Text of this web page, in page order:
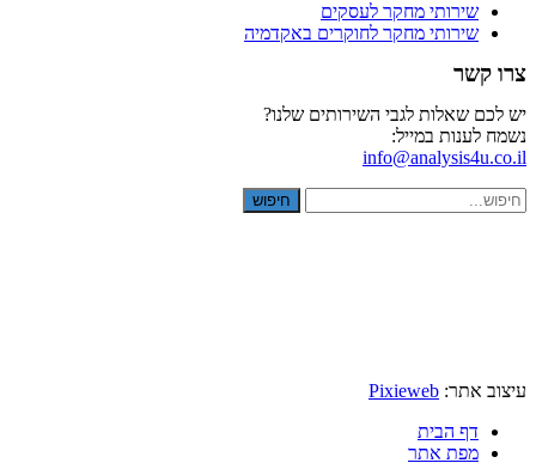
שירותי מחקר לעסקים
שירותי מחקר לחוקרים באקדמיה
צרו קשר
יש לכם שאלות לגבי השירותים שלנו?
נשמח לענות במייל:
info@analysis4u.co.il
חיפוש
עיצוב אתר: Pixieweb
דף הבית
מפת אתר